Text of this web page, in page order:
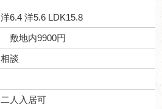
洋6.4 洋5.6 LDK15.8
敷地内9900円
相談
二人入居可